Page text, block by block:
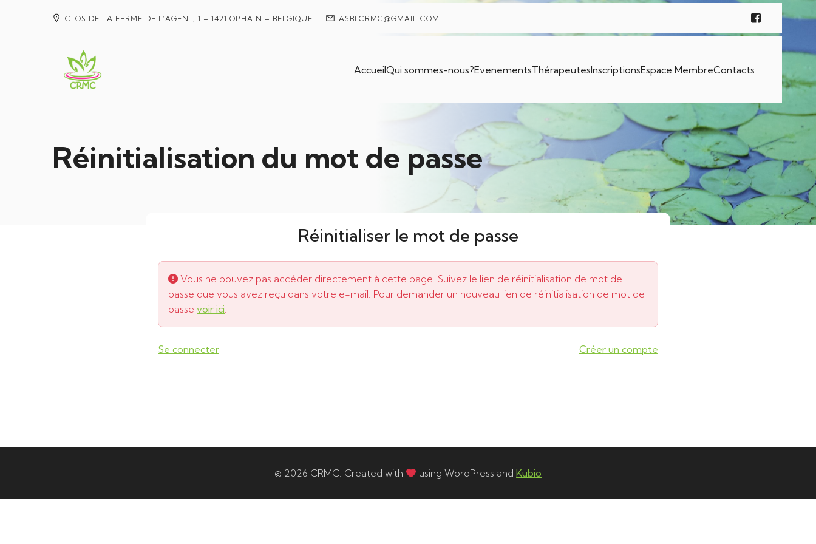
CLOS DE LA FERME DE L’AGENT, 1 – 1421 OPHAIN – BELGIQUE ASBLCRMC@GMAIL.COM
AccueilQui sommes-nous?EvenementsThérapeutesInscriptionsEspace MembreContacts
Réinitialisation du mot de passe
Réinitialiser le mot de passe
Vous ne pouvez pas accéder directement à cette page. Suivez le lien de réinitialisation de mot de
passe que vous avez reçu dans votre e-mail. Pour demander un nouveau lien de réinitialisation de mot de
passe voir ici.
Se connecter Créer un compte
© 2026 CRMC. Created with using WordPress andKubio